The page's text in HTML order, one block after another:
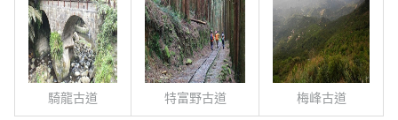
騎龍古道 特富野古道 梅峰古道